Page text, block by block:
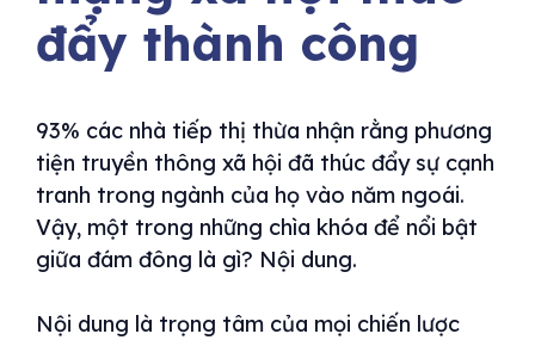
đẩy thành công
93% các nhà tiếp thị thừa nhận rằng phương
tiện truyền thông xã hội đã thúc đẩy sự cạnh
tranh trong ngành của họ vào năm ngoái.
Vậy, một trong những chìa khóa để nổi bật
giữa đám đông là gì? Nội dung.
Nội dung là trọng tâm của mọi chiến lược